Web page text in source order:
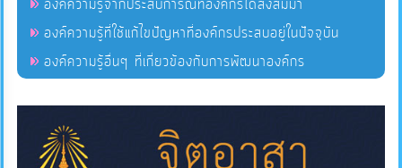
แผนการ
ใช้
จ่าย
งบ
ประมาณ
ประจำ
ปี
องค์ความรู้ที่ใช้แก้ไขปัญหาที่องค์กรประสบอยู่ในปัจจุบัน
องค์ความรู้อื่นๆ ที่เกี่ยวข้องกับการพัฒนาองค์กร